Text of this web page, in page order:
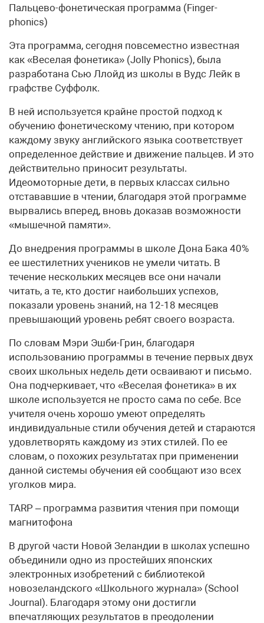
Пальцево-фонетическая программа (Finger-
phonics)
Эта программа, сегодня повсеместно известная
как «Веселая фонетика» (Jolly Phonics), была
разработана Сью Ллойд из школы в Вудс Лейк в
графстве Суффолк.
В ней используется крайне простой подход к
обучению фонетическому чтению, при котором
каждому звуку английского языка соответствует
определенное действие и движение пальцев. И это
действительно приносит результаты.
Идеомоторные дети, в первых классах сильно
отстававшие в чтении, благодаря этой программе
вырвались вперед, вновь доказав возможности
«мышечной памяти».
До внедрения программы в школе Дона Бака 40%
ее шестилетних учеников не умели читать. В
течение нескольких месяцев все они начали
читать, а те, кто достиг наибольших успехов,
показали уровень знаний, на 12-18 месяцев
превышающий уровень ребят своего возраста.
По словам Мэри Эшби-Грин, благодаря
использованию программы в течение первых двух
своих школьных недель дети осваивают и письмо.
Она подчеркивает, что «Веселая фонетика» в их
школе используется не просто сама по себе. Все
учителя очень хорошо умеют определять
индивидуальные стили обучения детей и стараются
удовлетворять каждому из этих стилей. По ее
словам, о похожих результатах при применении
данной системы обучения ей сообщают изо всех
уголков мира.
TARP – программа развития чтения при помощи
магнитофона
В другой части Новой Зеландии в школах успешно
объединили одно из простейших японских
электронных изобретений с библиотекой
новозеландского «Школьного журнала» (School
Journal). Благодаря этому они достигли
впечатляющих результатов в преодолении